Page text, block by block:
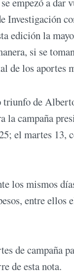
Investigación
edición la
si se
de los aportes
de
la campaña
el martes 13,
los mismos
entre
de campaña
de esta nota.